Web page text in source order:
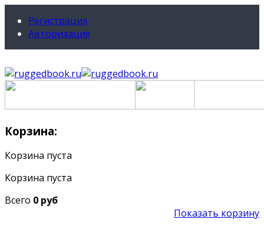
Регистрация
Авторизация
Корзина:
Корзина пуста
Корзина пуста
Всего 0 руб
Показать корзину